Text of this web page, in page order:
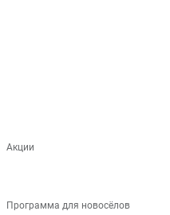
Акции
Программа для новосёлов